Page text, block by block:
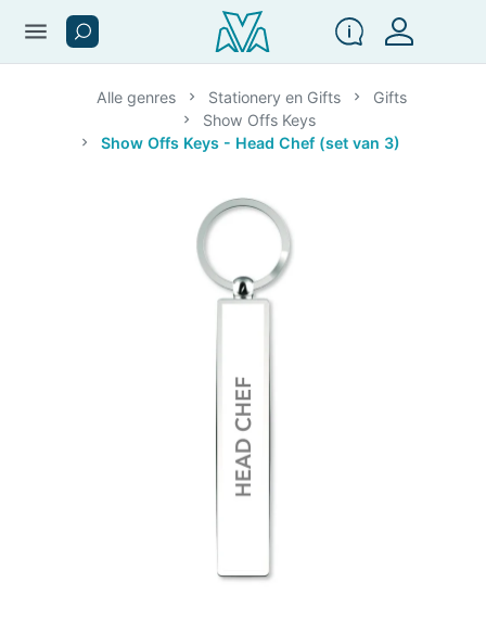
menu
Alle genres Stationery en Gifts
Gifts
Show Offs Keys
Show Offs Keys - Head Chef (set van 3)